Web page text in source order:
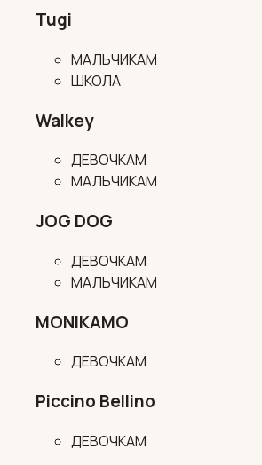
Tugi
МАЛЬЧИКАМ
ШКОЛА
Walkey
ДЕВОЧКАМ
МАЛЬЧИКАМ
JOG DOG
ДЕВОЧКАМ
МАЛЬЧИКАМ
MONIKAMO
ДЕВОЧКАМ
Piccino Bellino
ДЕВОЧКАМ